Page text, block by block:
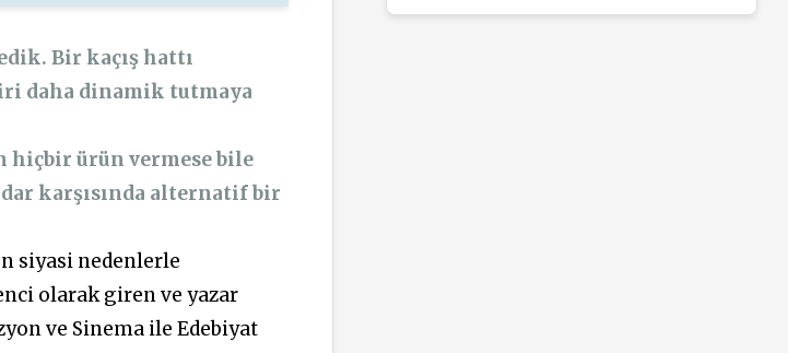
Bir kaçış hattı
daha dinamik tutmaya
hiçbir ürün vermese bile
karşısında alternatif bir
siyasi nedenlerle
olarak giren ve yazar
ve Sinema ile Edebiyat